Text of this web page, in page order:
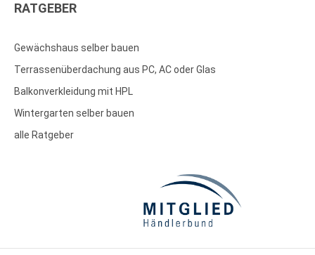
RATGEBER
Gewächshaus selber bauen
Terrassenüberdachung aus PC, AC oder Glas
Balkonverkleidung mit HPL
Wintergarten selber bauen
alle Ratgeber